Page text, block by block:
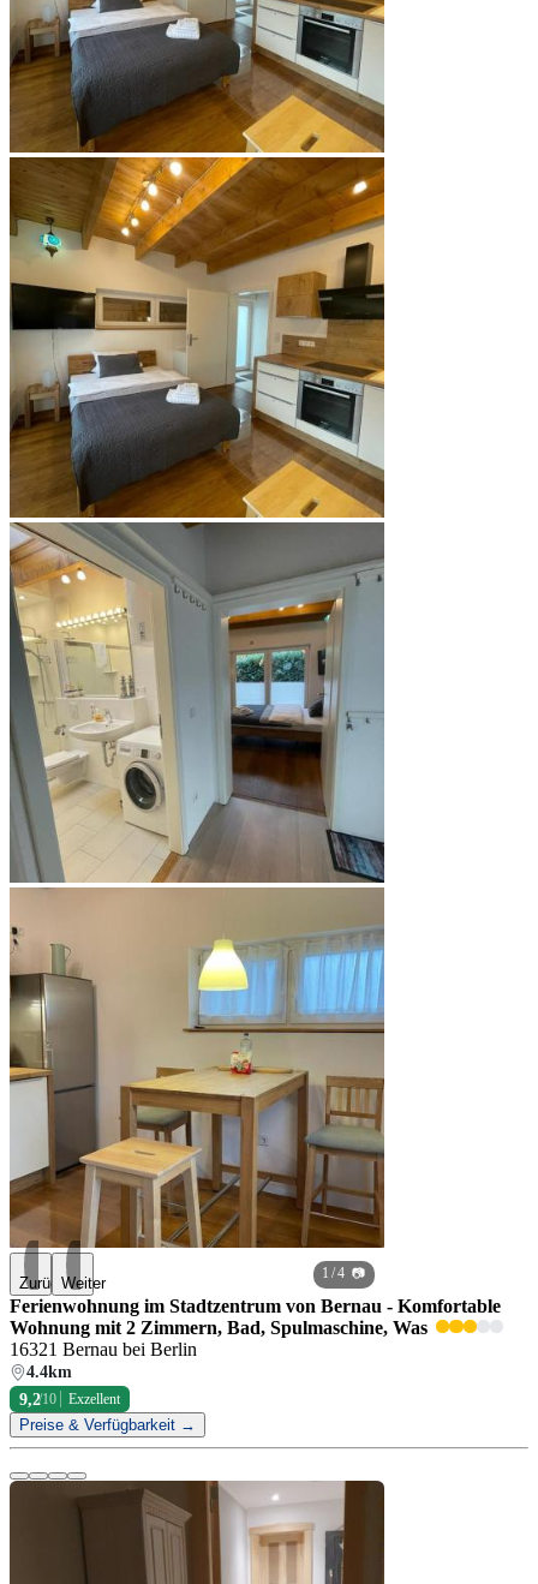
ZurückWeiter
1 / 4 📷
Ferienwohnung im Stadtzentrum von Bernau - Komfortable
Wohnung mit 2 Zimmern, Bad, Spulmaschine, Was
16321 Bernau bei Berlin
4.4km
9,2/10 Exzellent
Preise & Verfügbarkeit →